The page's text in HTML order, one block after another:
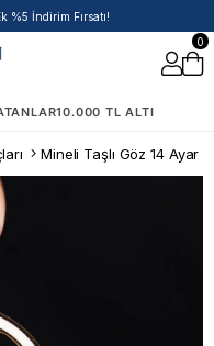
%5 İndirim Fırsatı!
0
10.000 TL ALTI
Mineli Taşlı Göz 14 Ayar